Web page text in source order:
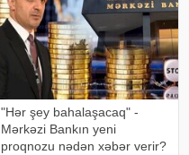
"Hər şey bahalaşacaq" -
Mərkəzi Bankın yeni
proqnozu nədən xəbər verir?